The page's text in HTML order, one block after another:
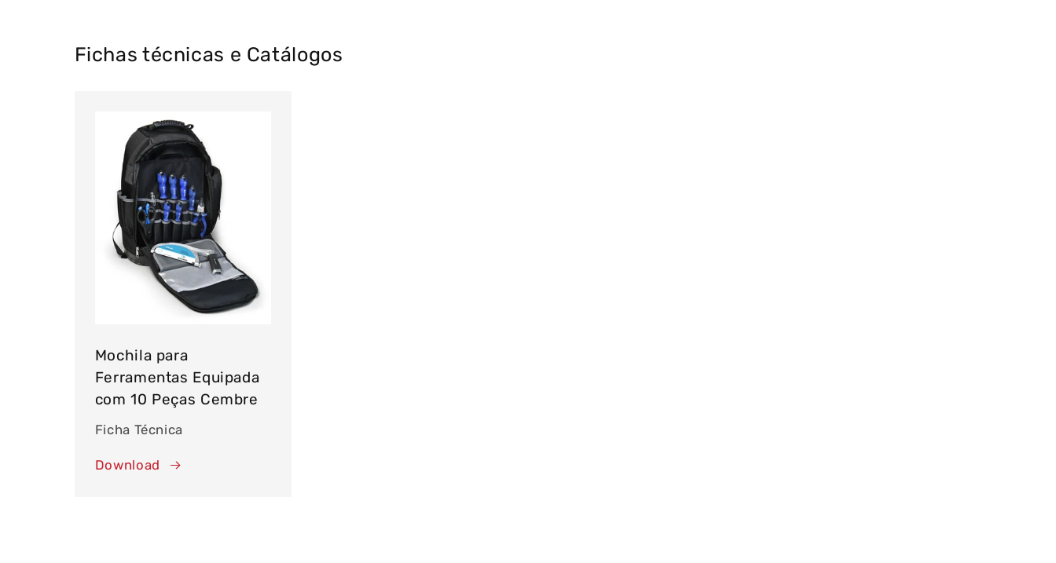
Fichas técnicas e Catálogos
Mochila para
Ferramentas Equipada
com 10 Peças Cembre
Ficha Técnica
Download